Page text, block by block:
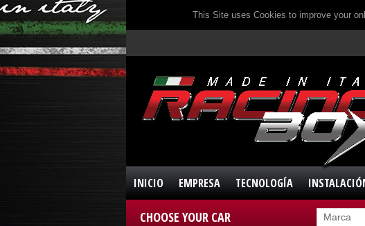
This Site uses Cookies to improve your
INICIO EMPRESA TECNOLOGÍA
CHOOSE YOUR CAR Marca